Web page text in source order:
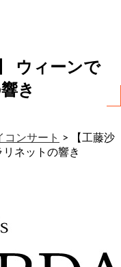
ウィーンで
き
コンサート >
【工藤沙
ネットの響き